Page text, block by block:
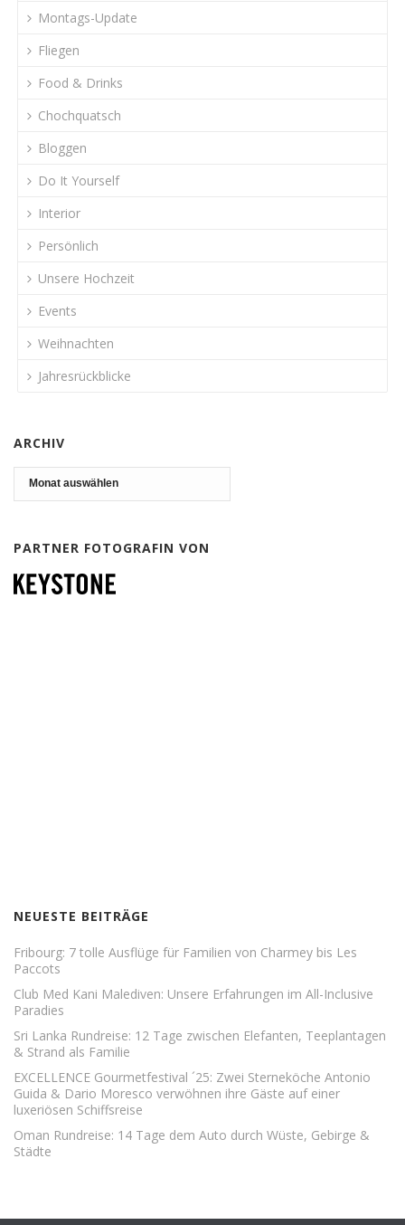
Montags-Update
Fliegen
Food & Drinks
Chochquatsch
Bloggen
Do It Yourself
Interior
Persönlich
Unsere Hochzeit
Events
Weihnachten
Jahresrückblicke
ARCHIV
Archiv
PARTNER FOTOGRAFIN VON
NEUESTE BEITRÄGE
Fribourg: 7 tolle Ausflüge für Familien von Charmey bis Les
Paccots
Club Med Kani Malediven: Unsere Erfahrungen im All-Inclusive
Paradies
Sri Lanka Rundreise: 12 Tage zwischen Elefanten, Teeplantagen
& Strand als Familie
EXCELLENCE Gourmetfestival ´25: Zwei Sterneköche Antonio
Guida & Dario Moresco verwöhnen ihre Gäste auf einer
luxeriösen Schiffsreise
Oman Rundreise: 14 Tage dem Auto durch Wüste, Gebirge &
Städte